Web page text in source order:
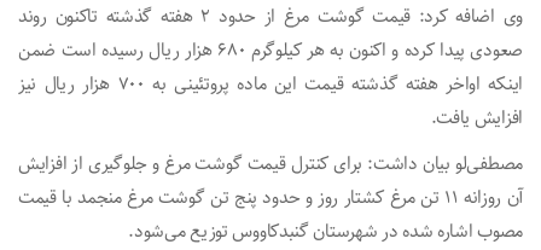
وی اضافه کرد: قیمت گوشت مرغ از حدود ۲ هفته گذشته تاکنون روند
صعودی پیدا کرده و اکنون به هر کیلوگرم ۶۸۰ هزار ریال رسیده است ضمن
اینکه اواخر هفته گذشته قیمت این ماده پروتئینی به ۷۰۰ هزار ریال نیز
افزایش یافت.
مصطفی‌لو بیان داشت: برای کنترل قیمت گوشت مرغ و جلوگیری از افزایش
آن روزانه ۱۱ تن مرغ کشتار روز و حدود پنج تن گوشت مرغ منجمد با قیمت
مصوب اشاره شده در شهرستان گنبدکاووس توزیع می‌شود.